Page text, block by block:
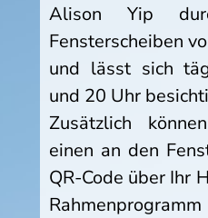
Alison Yip
Fensterscheiben
und lässt sich
und 20 Uhr
Zusätzlich
einen an den
QR-Code über Ihr